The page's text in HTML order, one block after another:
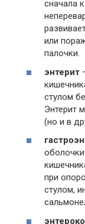
сначала
или
палочки.
энтерит
стулом
Энтерит
(но и в
при
стулом,